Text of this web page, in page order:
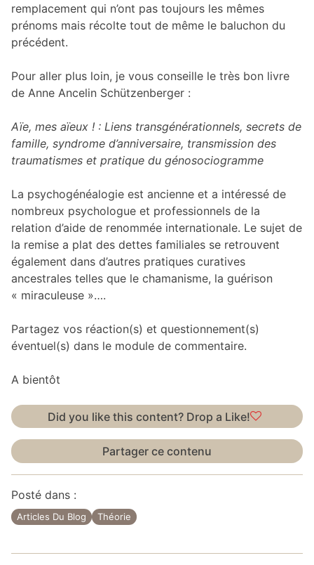
remplacement qui n’ont pas toujours les mêmes
prénoms mais récolte tout de même le baluchon du
précédent.
Pour aller plus loin, je vous conseille le très bon livre
de Anne Ancelin Schützenberger :
Aïe, mes aïeux ! : Liens transgénérationnels, secrets de
famille, syndrome d’anniversaire, transmission des
traumatismes et pratique du génosociogramme
La psychogénéalogie est ancienne et a intéressé de
nombreux psychologue et professionnels de la
relation d’aide de renommée internationale. Le sujet de
la remise a plat des dettes familiales se retrouvent
également dans d’autres pratiques curatives
ancestrales telles que le chamanisme, la guérison
« miraculeuse »….
Partagez vos réaction(s) et questionnement(s)
éventuel(s) dans le module de commentaire.
A bientôt
Did you like this content? Drop a Like!
Partager ce contenu
Posté dans :
Articles Du Blog Théorie